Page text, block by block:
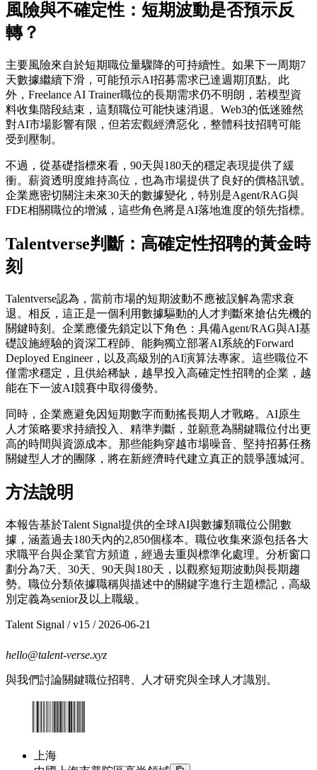
風險與不確定性：短期波動是否預示反
轉？
主要風險來自於短期職位量驟降的可持續性。如果下一周期7
天數據繼續下滑，可能預示AI招募需求已達週期頂點。此
外，Freelance AI Trainer職位的長期需求仍不明朗，若模型資
料收集階段結束，這類職位可能快速消退。Web3的低迷雖然
對AI市場影響有限，但若宏觀經濟惡化，整體科技招聘可能
受到壓制。
不過，從基礎指標來看，90天與180天的穩定表現提供了緩
衝。薪資透明度維持高位，也為市場提供了良好的價格訊號。
企業應密切關注未來30天的數據變化，特別是Agent/RAG與
FDE相關職位的增減，這些角色將是AI落地進度的領先指標。
Talentverse判斷：高確定性招聘的黃金時
刻
Talentverse認為，當前市場的短期波動不應被誤解為需求衰
退。相反，這正是一個利用數據驅動的人才判斷來搶佔先機的
關鍵時刻。企業應優先鎖定以下角色：具備Agent/RAG與AI基
礎設施經驗的資深工程師、能夠獨立部署AI系統的Forward
Deployed Engineer，以及高級別的AI演算法專家。這些職位不
僅需求穩定，且供給稀缺，越早投入高確定性招聘的企業，越
能在下一波AI競賽中取得優勢。
同時，企業應避免因短期數字而動搖長期人才戰略。AI原生
人才策略要求持續投入、精準判斷，並願意為關鍵職位付出更
高的時間與資源成本。那些能夠穿越市場噪音、堅持招募任務
關鍵型人才的團隊，將在新經濟時代建立真正的競爭護城河。
方法說明
本報告基於Talent Signal提供的全球AI與數據類職位公開數
據，涵蓋過去180天內的2,850個樣本。職位收集來源包括各大
求職平台與企業官方頻道，經過去重與標準化處理。分析窗口
劃分為7天、30天、90天與180天，以觀察短期波動與長期趨
勢。職位分類依據職稱與描述中的關鍵字進行主題標記，高級
別定義為senior及以上職級。
Talent Signal / v15 / 2026-06-21
hello@talent-verse.xyz
與我們討論關鍵職位招聘、人才研究與全球人才識別。
上海